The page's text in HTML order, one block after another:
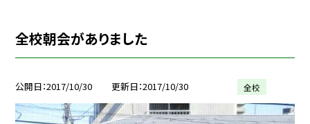
全校朝会がありました
公開日 2017/10/30 更新日 2017/10/30 全校